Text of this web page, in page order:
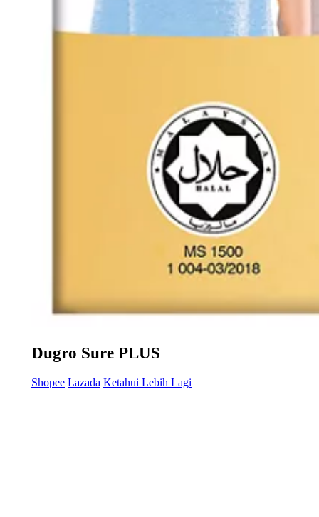
Dugro Sure PLUS
Shopee Lazada Ketahui Lebih Lagi